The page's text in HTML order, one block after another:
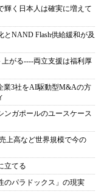
輝く日本人は確実に増えて
NAND Flash供給緩和が及
上がる----両立支援は福利厚
業3社をAI駆動型M&Aの方
ンガポールのユースケース
上高など世界規模で今の
立てる
のパラドックス」の現実